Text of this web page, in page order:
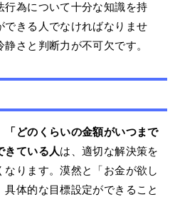
行為について十分な知識を持
できる人でなければなりませ
さと判断力が不可欠です。
「どのくらいの金額がいつまで
きている人は、適切な解決策を
なります。漠然と「お金が欲し
体的な目標設定ができること